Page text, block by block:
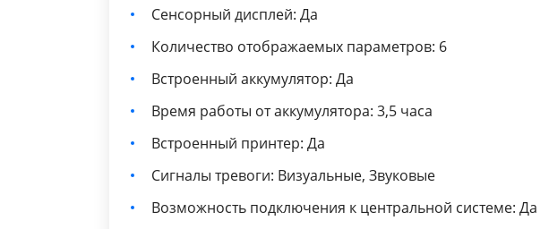
Сенсорный дисплей: Да
Количество отображаемых параметров: 6
Встроенный аккумулятор: Да
Время работы от аккумулятора: 3,5 часа
Встроенный принтер: Да
Сигналы тревоги: Визуальные, Звуковые
Возможность подключения к центральной системе: Да